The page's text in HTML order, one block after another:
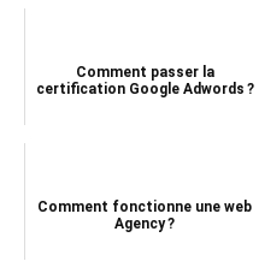
Comment passer la
certification Google Adwords ?
Comment fonctionne une web
Agency ?